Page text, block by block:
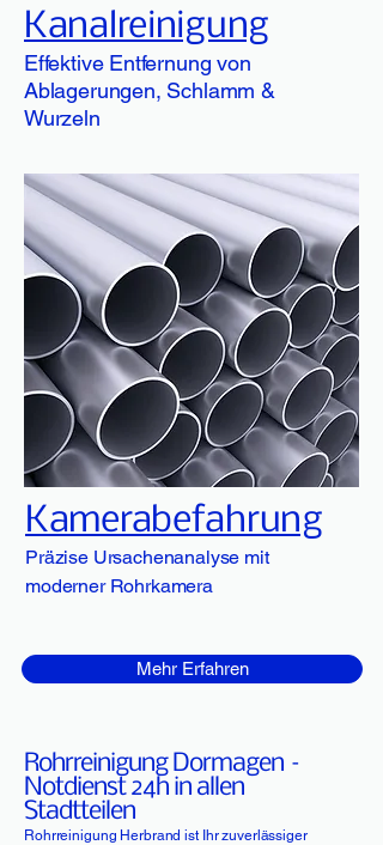
Kanalreinigung
Effektive Entfernung von
Ablagerungen, Schlamm &
Wurzeln
Kamerabefahrung
Präzise Ursachenanalyse mit
moderner Rohrkamera
Mehr Erfahren
Rohrreinigung Dormagen –
Notdienst 24h in allen
Stadtteilen
Rohrreinigung Herbrand ist Ihr zuverlässiger